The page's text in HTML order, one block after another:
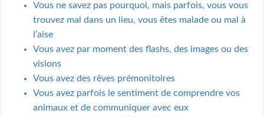
Vous ne savez pas pourquoi, mais parfois, vous vous
trouvez mal dans un lieu, vous êtes malade ou mal à
l’aise
Vous avez par moment des flashs, des images ou des
visions
Vous avez des rêves prémonitoires
Vous avez parfois le sentiment de comprendre vos
animaux et de communiquer avec eux